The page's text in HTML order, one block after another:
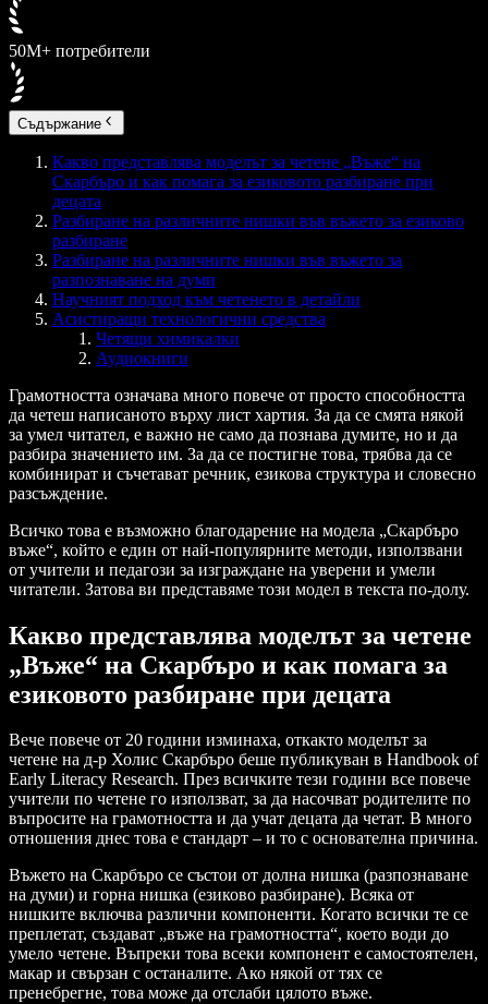
50M+ потребители
Съдържание
Какво представлява моделът за четене „Въже“ на
Скaрбъро и как помага за езиковото разбиране при
децата
Разбиране на различните нишки във въжето за езиково
разбиране
Разбиране на различните нишки във въжето за
разпознаване на думи
Научният подход към четенето в детайли
Асистиращи технологични средства
Четящи химикалки
Аудиокниги
Грамотността означава много повече от просто способността
да четеш написаното върху лист хартия. За да се смята някой
за умел читател, е важно не само да познава думите, но и да
разбира значението им. За да се постигне това, трябва да се
комбинират и съчетават речник, езикова структура и словесно
разсъждение.
Всичко това е възможно благодарение на модела „Скaрбъро
въже“, който е един от най-популярните методи, използвани
от учители и педагози за изграждане на уверени и умели
читатели. Затова ви представяме този модел в текста по-долу.
Какво представлява моделът за четене
„Въже“ на Скaрбъро и как помага за
езиковото разбиране при децата
Вече повече от 20 години изминаха, откакто моделът за
четене на д-р Холис Скaрбъро беше публикуван в Handbook of
Early Literacy Research. През всичките тези години все повече
учители по четене го използват, за да насочват родителите по
въпросите на грамотността и да учат децата да четат. В много
отношения днес това е стандарт – и то с основателна причина.
Въжето на Скaрбъро се състои от долна нишка (разпознаване
на думи) и горна нишка (езиково разбиране). Всяка от
нишките включва различни компоненти. Когато всички те се
преплетат, създават „въже на грамотността“, което води до
умело четене. Въпреки това всеки компонент е самостоятелен,
макар и свързан с останалите. Ако някой от тях се
пренебрегне, това може да отслаби цялото въже.